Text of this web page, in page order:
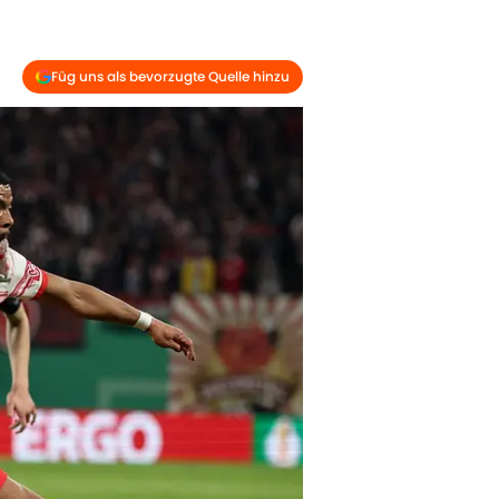
Füg uns als bevorzugte Quelle hinzu